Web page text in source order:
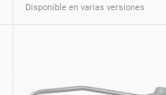
Disponible en varias versiones